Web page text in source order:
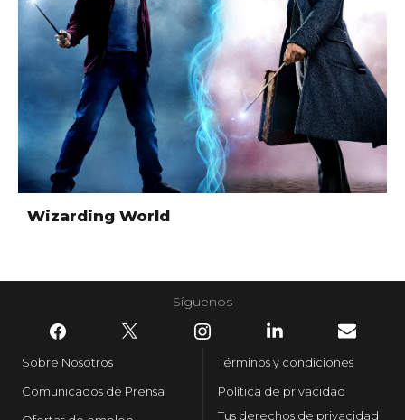
Wizarding World
Síguenos
Sobre Nosotros
Comunicados de Prensa
Términos y condiciones
Política de privacidad
Tus derechos de privacidad